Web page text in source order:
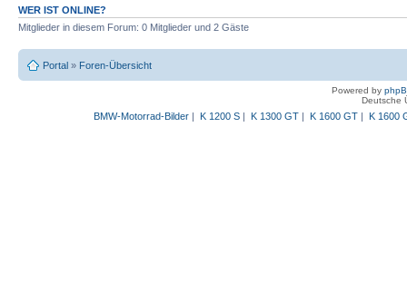
WER IST ONLINE?
Mitglieder in diesem Forum: 0 Mitglieder und 2 Gäste
Portal » Foren-Übersicht
Powered by
Deutsche
BMW-Motorrad-Bilder| K 1200 S| K 1300 GT| K 1600 GT| K 1600